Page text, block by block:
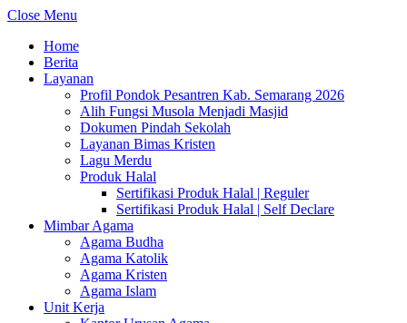
Close Menu
Home
Berita
Layanan
Profil Pondok Pesantren Kab. Semarang 2026
Alih Fungsi Musola Menjadi Masjid
Dokumen Pindah Sekolah
Layanan Bimas Kristen
Lagu Merdu
Produk Halal
Sertifikasi Produk Halal | Reguler
Sertifikasi Produk Halal | Self Declare
Mimbar Agama
Agama Budha
Agama Katolik
Agama Kristen
Agama Islam
Unit Kerja